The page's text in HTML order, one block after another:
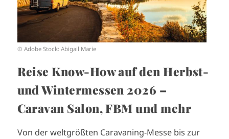
© Adobe Stock: Abigail Marie
Reise Know-How auf den Herbst-
und Wintermessen 2026 –
Caravan Salon, FBM und mehr
Von der weltgrößten Caravaning-Messe bis zur